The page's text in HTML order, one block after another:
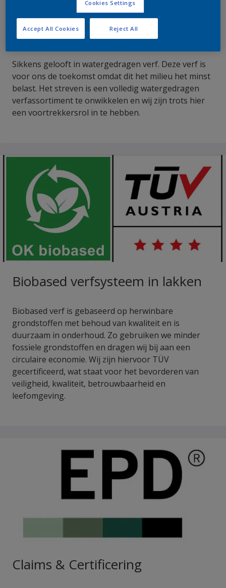
Watergedragen
Sikkens gelooft in watergedragen verf. Deze verf is
voor ons de toekomst omdat dit het milieu het minst
belast. Het streven is een volledig watergedragen
verfassortiment te onwikkelen en wij zijn trots hier
een voortrekkersrol in te hebben.
Biobased verfsysteem in lakken
Biobased verf is gebaseerd op herwinbare
grondstoffen met behoud van kwaliteit en is
duurzaam in onderhoud. Zo gebruiken we minder
fossiele grondstoffen en dragen wij bij aan een
circulaire economie. Wij zijn hiervoor TÜV
gecertificeerd, wat staat voor het bevorderen van
veiligheid, kwaliteit, betrouwbaarheid en
leefomgeving.
Claims & Certificering
Cookies Settings
Reject All
Accept All Cookies